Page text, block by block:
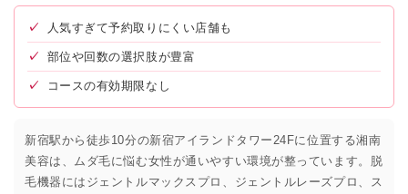
✓ 人気すぎて予約取りにくい店舗も
✓ 部位や回数の選択肢が豊富
✓ コースの有効期限なし
新宿駅から徒歩10分の新宿アイランドタワー24Fに位置する湘南
美容は、ムダ毛に悩む女性が通いやすい環境が整っています。脱
毛機器にはジェントルマックスプロ、ジェントルレーズプロ、ス